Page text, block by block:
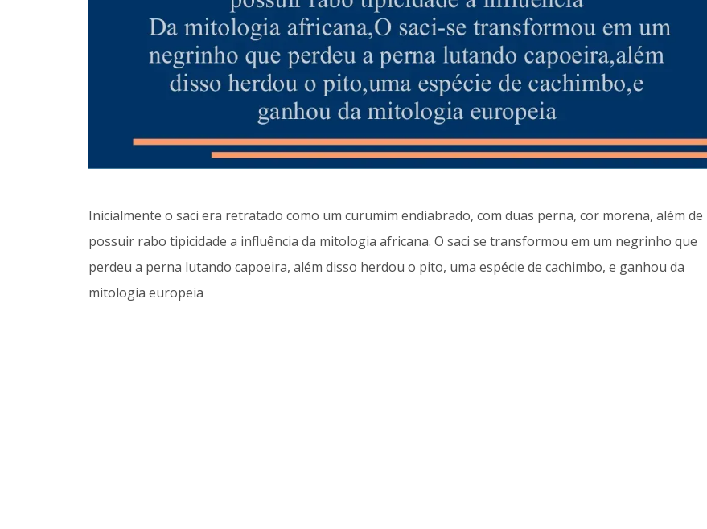
Inicialmente o saci era retratado como um curumim endiabrado, com duas perna, cor morena, além de
possuir rabo tipicidade a influência da mitologia africana. O saci se transformou em um negrinho que
perdeu a perna lutando capoeira, além disso herdou o pito, uma espécie de cachimbo, e ganhou da
mitologia europeia